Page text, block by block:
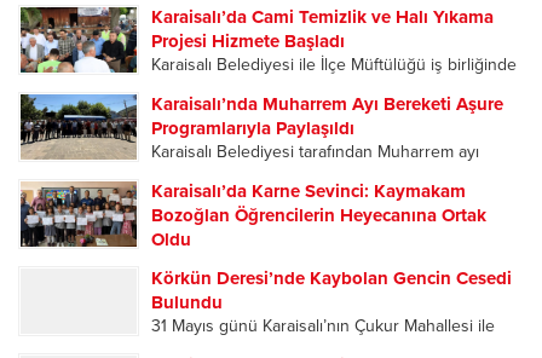
Karşılama programına Anahtar Parti Adana...
Turnuvası, düzenlenen açılış programıyla başladı.
Sporun ve dostluğun buluştuğu organizasyonun
ilk gününde oynanan karşılaşmalar
futbolseverlere heyecan dolu anlar yaşattı....
Karaisalı’da Cami Temizlik ve Halı Yıkama
Projesi Hizmete Başladı
Karaisalı Belediyesi ile İlçe Müftülüğü iş birliğinde
Halı Yıkama Projesi”, Kızıldağ Yaylası’ndaki
Ramazanoğlu Camii’nde düzenlenen programla
hizmete açıldı. Açılış programına Karaisalı
Kaymakamı Hüseyin...
Karaisalı’nda Muharrem Ayı Bereketi Aşure
Programlarıyla Paylaşıldı
Karaisalı Belediyesi tarafından Muharrem ayı
ilçe merkezi ile mahallelerde yoğun katılımla
gerçekleştirildi. Birlik, beraberlik ve paylaşma
kültürünün ön plana çıktığı etkinliklerde
vatandaşlar aynı sofrada buluştu....
Karaisalı’da Karne Sevinci: Kaymakam
Bozoğlan Öğrencilerin Heyecanına Ortak
Oldu
birlikte Karaisalı’da öğrenciler karne heyecanı
yaşadı. Karaisalı Kaymakamı Hüseyin Bozoğlan,
Eğlence İlkokulu-Ortaokulu’nda düzenlenen
Körkün Deresi’nde Kaybolan Gencin Cesedi
Bulundu
31 Mayıs günü Karaisalı’nın Çukur Mahallesi ile